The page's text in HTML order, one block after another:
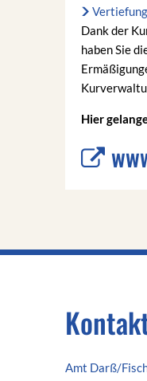
Dank der
haben Sie
Hier
Amt Darß/